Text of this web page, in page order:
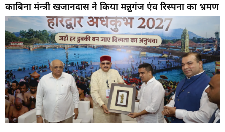
काबिना मंन्त्री खजानदास ने किया मन्नुगंज एंव रिस्पना का भ्रमण